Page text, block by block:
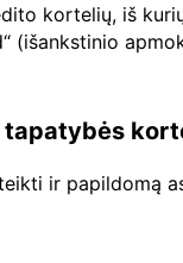
kortelių, iš
tapatybės
ir papildomą